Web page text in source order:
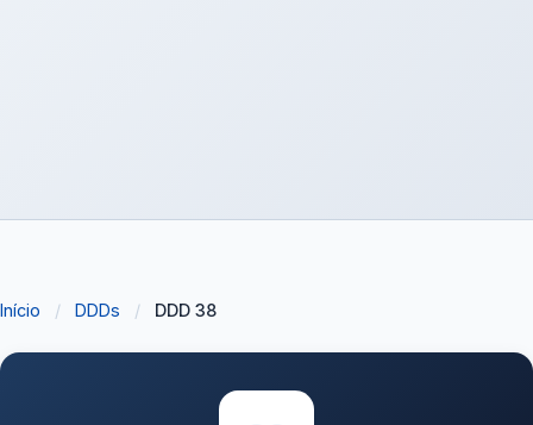
Início / DDDs / DDD 38